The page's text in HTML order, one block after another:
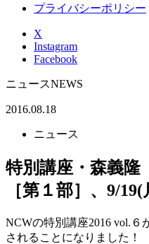
プライバシーポリシー
X
Instagram
Facebook
ニュースNEWS
2016.08.18
ニュース
特別講座・森義隆
［第１部］、9/
NCWの特別講座2016 vol.６
されることになりました！